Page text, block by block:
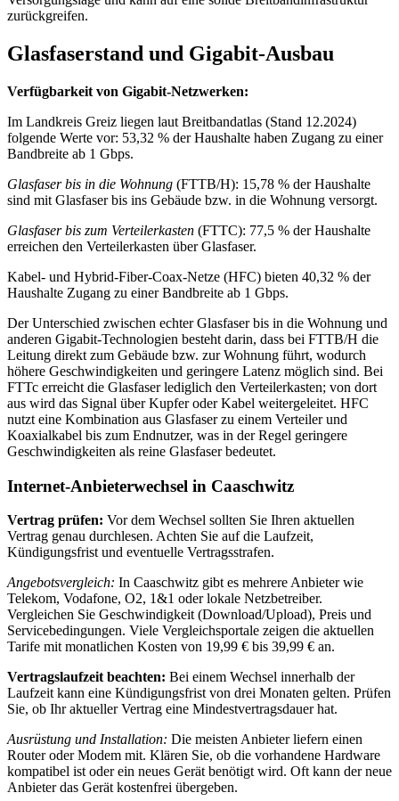
zurückgreifen.
Glasfaserstand und Gigabit-Ausbau
Verfügbarkeit von Gigabit-Netzwerken:
Im Landkreis Greiz liegen laut Breitbandatlas (Stand 12.2024)
folgende Werte vor: 53,32 % der Haushalte haben Zugang zu einer
Bandbreite ab 1 Gbps.
Glasfaser bis in die Wohnung (FTTB/H): 15,78 % der Haushalte
sind mit Glasfaser bis ins Gebäude bzw. in die Wohnung versorgt.
Glasfaser bis zum Verteilerkasten (FTTC): 77,5 % der Haushalte
erreichen den Verteilerkasten über Glasfaser.
Kabel- und Hybrid-Fiber-Coax-Netze (HFC) bieten 40,32 % der
Haushalte Zugang zu einer Bandbreite ab 1 Gbps.
Der Unterschied zwischen echter Glasfaser bis in die Wohnung und
anderen Gigabit-Technologien besteht darin, dass bei FTTB/H die
Leitung direkt zum Gebäude bzw. zur Wohnung führt, wodurch
höhere Geschwindigkeiten und geringere Latenz möglich sind. Bei
FTTc erreicht die Glasfaser lediglich den Verteilerkasten; von dort
aus wird das Signal über Kupfer oder Kabel weitergeleitet. HFC
nutzt eine Kombination aus Glasfaser zu einem Verteiler und
Koaxialkabel bis zum Endnutzer, was in der Regel geringere
Geschwindigkeiten als reine Glasfaser bedeutet.
Internet-Anbieterwechsel in Caaschwitz
Vertrag prüfen: Vor dem Wechsel sollten Sie Ihren aktuellen
Vertrag genau durchlesen. Achten Sie auf die Laufzeit,
Kündigungsfrist und eventuelle Vertragsstrafen.
Angebotsvergleich: In Caaschwitz gibt es mehrere Anbieter wie
Telekom, Vodafone, O2, 1&1 oder lokale Netzbetreiber.
Vergleichen Sie Geschwindigkeit (Download/Upload), Preis und
Servicebedingungen. Viele Vergleichsportale zeigen die aktuellen
Tarife mit monatlichen Kosten von 19,99 € bis 39,99 € an.
Vertragslaufzeit beachten: Bei einem Wechsel innerhalb der
Laufzeit kann eine Kündigungsfrist von drei Monaten gelten. Prüfen
Sie, ob Ihr aktueller Vertrag eine Mindestvertragsdauer hat.
Ausrüstung und Installation: Die meisten Anbieter liefern einen
Router oder Modem mit. Klären Sie, ob die vorhandene Hardware
kompatibel ist oder ein neues Gerät benötigt wird. Oft kann der neue
Anbieter das Gerät kostenfrei übergeben.